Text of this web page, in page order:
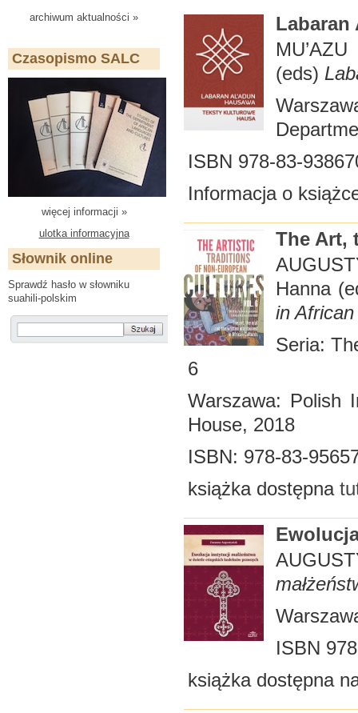
archiwum aktualności »
Czasopismo SALC
więcej informacji »
ulotka informacyjna
Słownik online
Sprawdź hasło w słowniku
suahili-polskim
Labaran
(eds)
ISBN 978-83-
Informacja o
The Art,
Hanna
in
Seria:
6
Warszawa: Polish
House, 2018
ISBN: 978-83-
książka dostępna
ISBN
książka dostępna